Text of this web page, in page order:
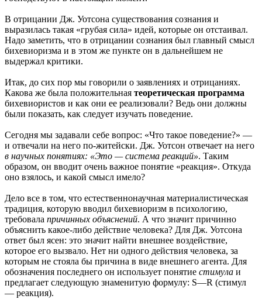
В отрицании Дж. Уотсона существования сознания и
выразилась такая «грубая сила» идей, которые он отстаивал.
Надо заметить, что в отрицании сознания был главный смысл
бихевиоризма и в этом же пункте он в дальнейшем не
выдержал критики.
Итак, до сих пор мы говорили о заявлениях и отрицаниях.
Какова же была положительная теоретическая программа
бихевиористов и как они ее реализовали? Ведь они должны
были показать, как следует изучать поведение.
Сегодня мы задавали себе вопрос: «Что такое поведение?» —
и отвечали на него по-житейски. Дж. Уотсон отвечает на него
в научных понятиях: «Это — система реакций». Таким
образом, он вводит очень важное понятие «реакция». Откуда
оно взялось, и какой смысл имело?
Дело все в том, что естественнонаучная материалистическая
традиция, которую вводил бихевиоризм в психологию,
требовала причинных объяснений. А что значит причинно
объяснить какое-либо действие человека? Для Дж. Уотсона
ответ был ясен: это значит найти внешнее воздействие,
которое его вызвало. Нет ни одного действия человека, за
которым не стояла бы причина в виде внешнего агента. Для
обозначения последнего он использует понятие стимула и
предлагает следующую знаменитую формулу: S—R (стимул
— реакция).